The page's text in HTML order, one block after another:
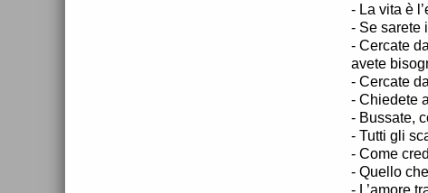
- La vita è
- Se sarete
- Cercate
avete
- Cercate
- Chiedete
- Bussate,
- Tutti gli
- Come
- Quello
- L’amore